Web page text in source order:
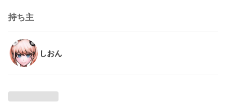
持ち主
しおん